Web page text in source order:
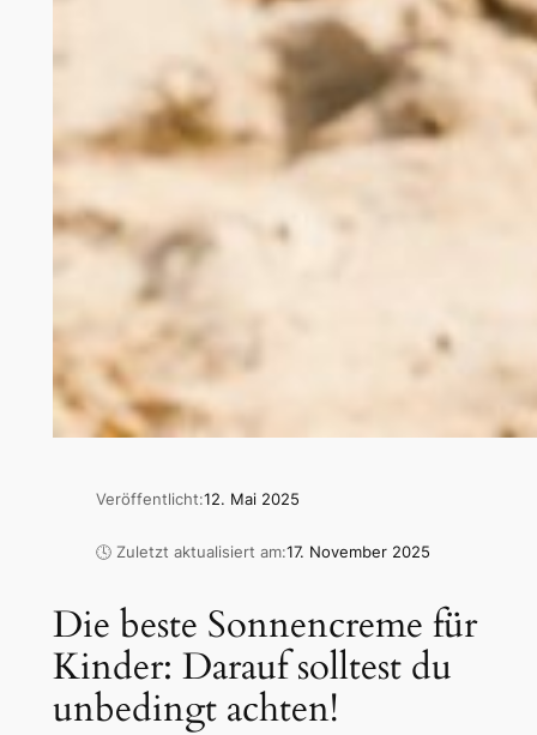
Veröffentlicht:12. Mai 2025
🕓 Zuletzt aktualisiert am:17. November 2025
Die beste Sonnencreme für
Kinder: Darauf solltest du
unbedingt achten!